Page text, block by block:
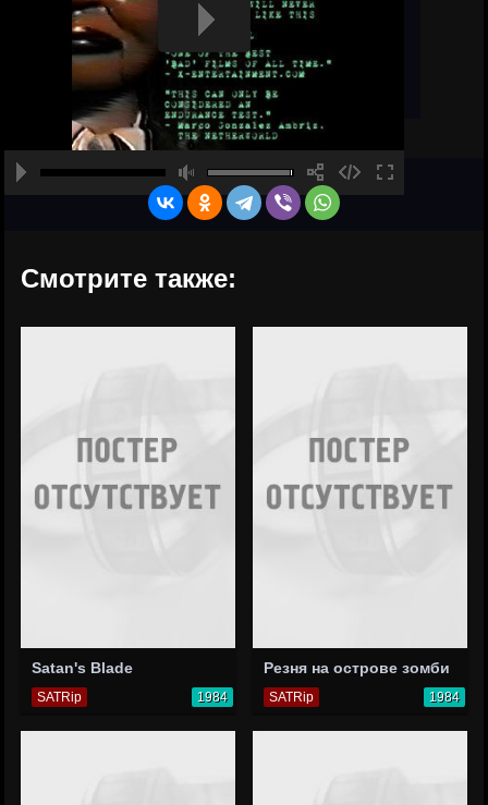
Смотрите также:
Satan's Blade
SATRip 1984
Резня на острове зомби
SATRip 1984